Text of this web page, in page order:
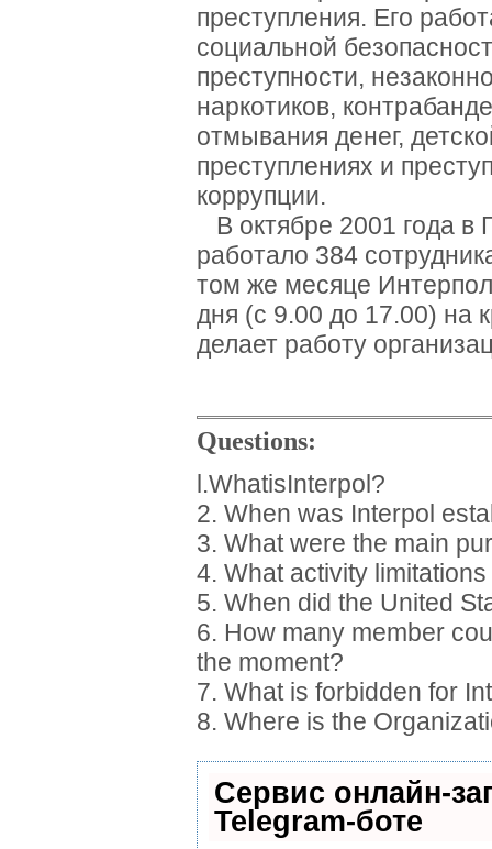
преступления. Его
социальной
преступности,
наркотиков,
отмывания денег,
преступлениях и
коррупции.
В октябре 2001 года в
работало 384
том же месяце
дня (с 9.00 до 17.00) на
делает работу
Questions:
l.WhatisInterpol?
2. When was Interpol
3. What were the main
4. What activity
5. When did the United
6. How many member
the moment?
7. What is forbidden for
8. Where is the
Сервис онлайн-
Telegram-боте